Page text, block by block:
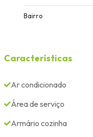
Bairro
Características
Ar condicionado
Área de serviço
Armário cozinha